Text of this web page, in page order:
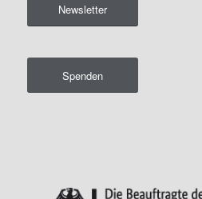
Newsletter
Spenden